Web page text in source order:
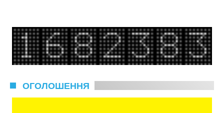
ОГОЛОШЕННЯ